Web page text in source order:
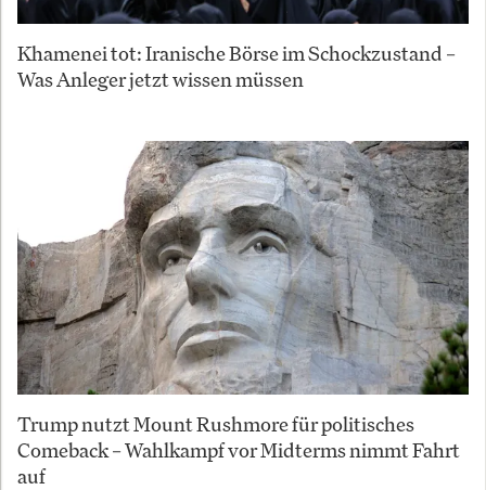
Khamenei tot: Iranische Börse im Schockzustand –
Was Anleger jetzt wissen müssen
Trump nutzt Mount Rushmore für politisches
Comeback – Wahlkampf vor Midterms nimmt Fahrt
auf